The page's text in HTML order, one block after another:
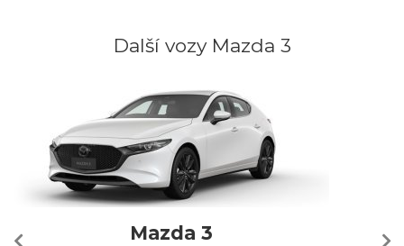
Další vozy Mazda 3
Mazda 3